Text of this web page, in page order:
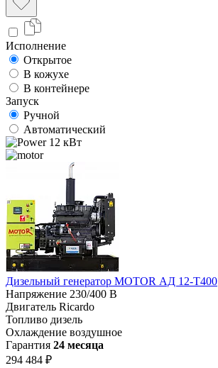
Исполнение
Открытое
В кожухе
В контейнере
Запуск
Ручной
Автоматический
12 кВт
Дизельный генератор MOTOR АД 12-T400
Напряжение 230/400 В
Двигатель Ricardo
Топливо дизель
Охлаждение воздушное
Гарантия 24 месяца
294 484 ₽